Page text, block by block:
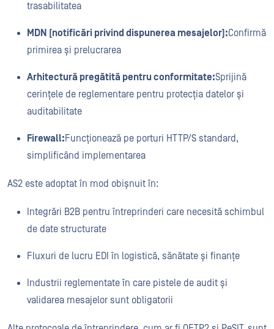
trasabilitatea
MDN (notificări privind dispunerea mesajelor):Confirmă
primirea și prelucrarea
Arhitectură pregătită pentru conformitate:Sprijină
cerințele de reglementare pentru protecția datelor și
auditabilitate
Firewall:Funcționează pe porturi HTTP/S standard,
simplificând implementarea
AS2 este adoptat în mod obișnuit în:
Integrări B2B pentru întreprinderi care necesită schimbul
de date structurate
Fluxuri de lucru EDI în logistică, sănătate și finanțe
Industrii reglementate în care pistele de audit și
validarea mesajelor sunt obligatorii